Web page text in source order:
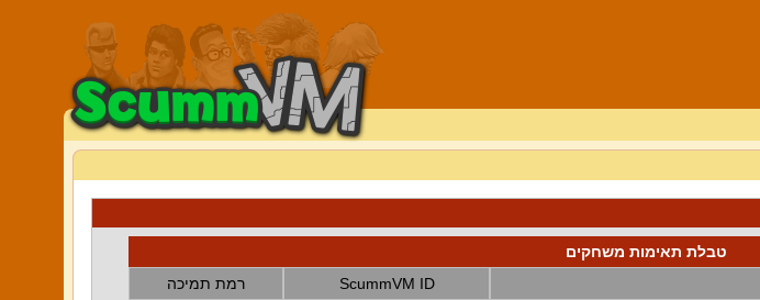
טבלת תאימות משחקים
ScummVM ID
רמת תמיכה